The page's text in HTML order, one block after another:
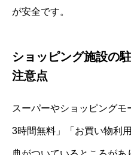
が安全です。
ショッピング施設の
注意点
スーパーやショッピング
3時間無料」「お買い物利